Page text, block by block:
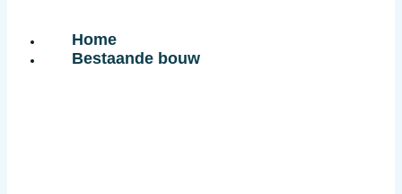
Home
Bestaande bouw